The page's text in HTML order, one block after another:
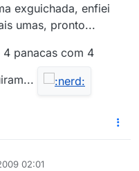
exguichada, enfiei
umas, pronto...
panacas com 4
02:01